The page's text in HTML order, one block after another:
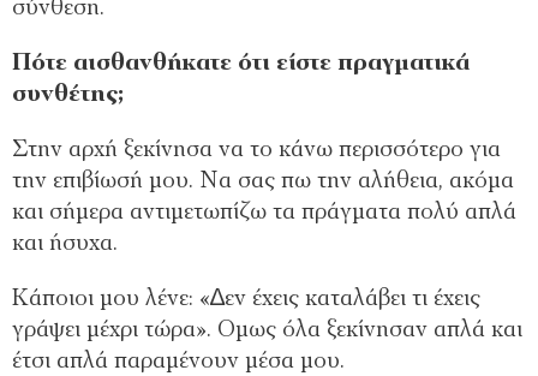
σύνθεση.
Πότε αισθανθήκατε ότι είστε πραγματικά
συνθέτης;
Στην αρχή ξεκίνησα να το κάνω περισσότερο για
την επιβίωσή μου. Να σας πω την αλήθεια, ακόμα
και σήμερα αντιμετωπίζω τα πράγματα πολύ απλά
και ήσυχα.
Κάποιοι μου λένε: «∆εν έχεις καταλάβει τι έχεις
γράψει μέχρι τώρα». Ομως όλα ξεκίνησαν απλά και
έτσι απλά παραμένουν μέσα μου.